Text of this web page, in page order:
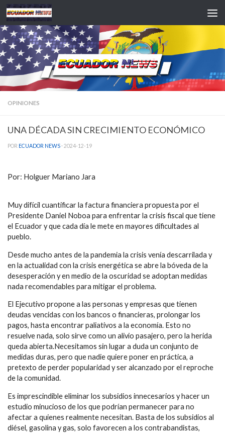
Saltar al contenido
OPINIONES
UNA DÉCADA SIN CRECIMIENTO ECONÓMICO
POR ECUADOR NEWS · 2024-12-19
Por: Holguer Mariano Jara
Muy difícil cuantificar la factura financiera propuesta por el
Presidente Daniel Noboa para enfrentar la crisis fiscal que tiene
el Ecuador y que cada día le mete en mayores dificultades al
pueblo.
Desde mucho antes de la pandemia la crisis venía descarrilada y
en la actualidad con la crisis energética se abre la bóveda de la
desesperación y en medio de la oscuridad se adoptan medidas
nada recomendables para mitigar el problema.
El Ejecutivo propone a las personas y empresas que tienen
deudas vencidas con los bancos o financieras, prolongar los
pagos, hasta encontrar paliativos a la economía. Esto no
resuelve nada, solo sirve como un alivio pasajero, pero la herida
queda abierta.Necesitamos sin lugar a duda un conjunto de
medidas duras, pero que nadie quiere poner en práctica, a
pretexto de perder popularidad y ser alcanzado por el reproche
de la comunidad.
Es imprescindible eliminar los subsidios innecesarios y hacer un
estudio minucioso de los que podrían permanecer para no
afectar a quienes realmente necesitan. Basta de los subsidios al
diésel, gasolina y gas, solo favorecen a los contrabandistas,